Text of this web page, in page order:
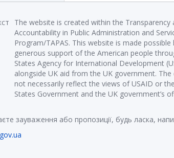
The website is created within the Transparency
Accountability in Public Administration and
Program/TAPAS. This website is made possible
generous support of the American people
States Agency for International Development
alongside UK aid from the UK government.
not necessarily reflect the views of USAID or
States Government and the UK government’s
зауваження або пропозиції, будь ласка,